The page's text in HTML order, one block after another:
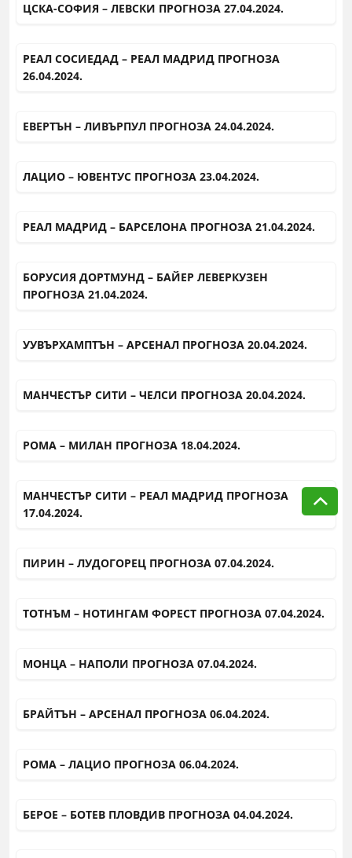
ЦСКА-СОФИЯ – ЛЕВСКИ ПРОГНОЗА 27.04.2024.
РЕАЛ СОСИЕДАД – РЕАЛ МАДРИД ПРОГНОЗА
26.04.2024.
ЕВЕРТЪН – ЛИВЪРПУЛ ПРОГНОЗА 24.04.2024.
ЛАЦИО – ЮВЕНТУС ПРОГНОЗА 23.04.2024.
РЕАЛ МАДРИД – БАРСЕЛОНА ПРОГНОЗА 21.04.2024.
БОРУСИЯ ДОРТМУНД – БАЙЕР ЛЕВЕРКУЗЕН
ПРОГНОЗА 21.04.2024.
УУВЪРХАМПТЪН – АРСЕНАЛ ПРОГНОЗА 20.04.2024.
МАНЧЕСТЪР СИТИ – ЧЕЛСИ ПРОГНОЗА 20.04.2024.
РОМА – МИЛАН ПРОГНОЗА 18.04.2024.
МАНЧЕСТЪР СИТИ – РЕАЛ МАДРИД ПРОГНОЗА
17.04.2024.
ПИРИН – ЛУДОГОРЕЦ ПРОГНОЗА 07.04.2024.
ТОТНЪМ – НОТИНГАМ ФОРЕСТ ПРОГНОЗА 07.04.2024.
МОНЦА – НАПОЛИ ПРОГНОЗА 07.04.2024.
БРАЙТЪН – АРСЕНАЛ ПРОГНОЗА 06.04.2024.
РОМА – ЛАЦИО ПРОГНОЗА 06.04.2024.
БЕРОЕ – БОТЕВ ПЛОВДИВ ПРОГНОЗА 04.04.2024.